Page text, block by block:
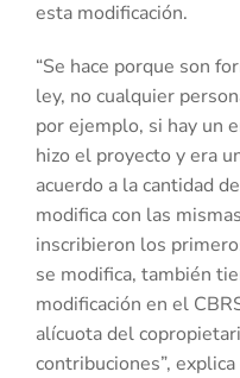
esta modificación.
“Se hace porque son
ley, no cualquier
por ejemplo, si hay un
hizo el proyecto y era
acuerdo a la cantidad
modifica con las
inscribieron los
se modifica, también
modificación en el
alícuota del
contribuciones”,